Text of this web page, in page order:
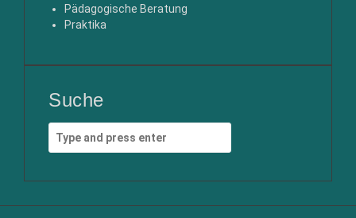
Pädagogische Beratung
Praktika
Suche
for: